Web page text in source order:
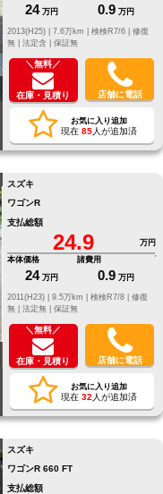
24 万円 0.9 万円
修復
無 | 法定含 | 保証無
＼無料／
在庫・見積り 店舗に電話
お気に入り追加
現在 85人が追加済
スズキ
ワゴンR
支払総額
24.9
万円
本体価格
24 万円
諸費用
0.9 万円
修復
無 | 法定無 | 保証無
＼無料／
在庫・見積り 店舗に電話
お気に入り追加
現在 32 人が追加済
スズキ
ワゴンR 660 FT
支払総額